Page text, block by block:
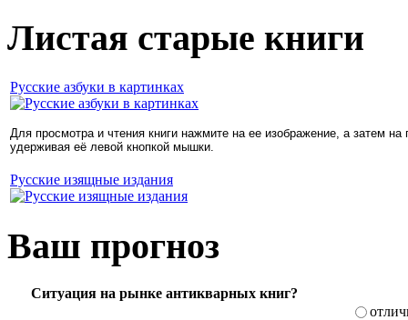
Листая старые книги
Русские азбуки в картинках
Для просмотра и чтения книги нажмите на ее изображение, а затем
удерживая её левой кнопкой мышки.
Русские изящные издания
Ваш прогноз
Ситуация на рынке антикварных книг?